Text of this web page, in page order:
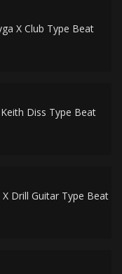
X Club Type Beat
Diss Type Beat
Drill Guitar Type Beat